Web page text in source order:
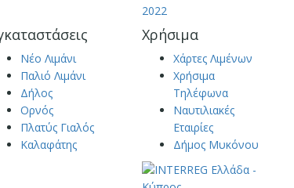
2022
Νέο Λιμάνι
Παλιό Λιμάνι
Δήλος
Ορνός
Πλατύς Γιαλός
Καλαφάτης
Χρήσιμα
Χάρτες Λιμένων
Χρήσιμα
Τηλέφωνα
Ναυτιλιακές
Εταιρίες
Δήμος Μυκόνου